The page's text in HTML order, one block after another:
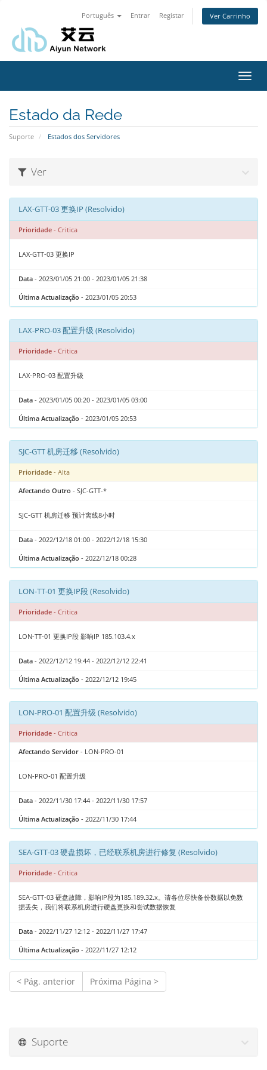
Português Entrar Registar Ver Carrinho
Estado da Rede
Suporte Estados dos Servidores
Ver
LAX-GTT-03 更换IP (Resolvido)
Prioridade - Critica
LAX-GTT-03 更换IP
Data - 2023/01/05 21:00 - 2023/01/05 21:38
Última Actualização - 2023/01/05 20:53
LAX-PRO-03 配置升级 (Resolvido)
Prioridade - Critica
LAX-PRO-03 配置升级
Data - 2023/01/05 00:20 - 2023/01/05 03:00
Última Actualização - 2023/01/05 20:53
SJC-GTT 机房迁移 (Resolvido)
Prioridade - Alta
Afectando Outro - SJC-GTT-*
SJC-GTT 机房迁移 预计离线8小时
Data - 2022/12/18 01:00 - 2022/12/18 15:30
Última Actualização - 2022/12/18 00:28
LON-TT-01 更换IP段 (Resolvido)
Prioridade - Critica
LON-TT-01 更换IP段 影响IP 185.103.4.x
Data - 2022/12/12 19:44 - 2022/12/12 22:41
Última Actualização - 2022/12/12 19:45
LON-PRO-01 配置升级 (Resolvido)
Prioridade - Critica
Afectando Servidor - LON-PRO-01
LON-PRO-01 配置升级
Data - 2022/11/30 17:44 - 2022/11/30 17:57
Última Actualização - 2022/11/30 17:44
SEA-GTT-03 硬盘损坏，已经联系机房进行修复 (Resolvido)
Prioridade - Critica
SEA-GTT-03 硬盘故障，影响IP段为185.189.32.x。请各位尽快备份数据以免数
据丢失，我们将联系机房进行硬盘更换和尝试数据恢复
Data - 2022/11/27 12:12 - 2022/11/27 17:47
Última Actualização - 2022/11/27 12:12
< Pág. anterior Próxima Página >
Suporte